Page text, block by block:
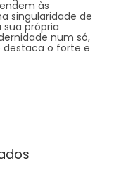
às
singularidade de
própria
num só,
destaca o forte e